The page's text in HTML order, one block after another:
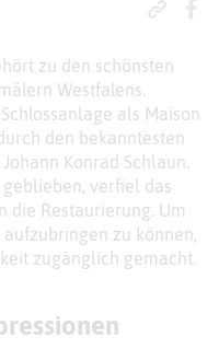
zu den schönsten
Westfalens.
als Maison
den bekanntesten
Konrad Schlaun.
verfiel das
die Restaurierung. Um
zu können,
zugänglich gemacht.